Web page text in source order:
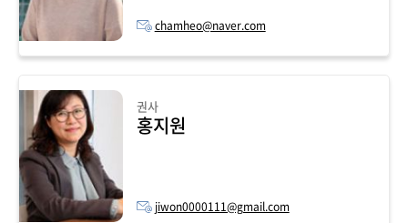
chamheo@naver.com
권사
홍지원
jiwon0000111@gmail.com